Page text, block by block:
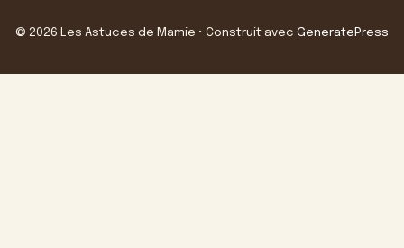
© 2026 Les Astuces de Mamie • Construit avec GeneratePress